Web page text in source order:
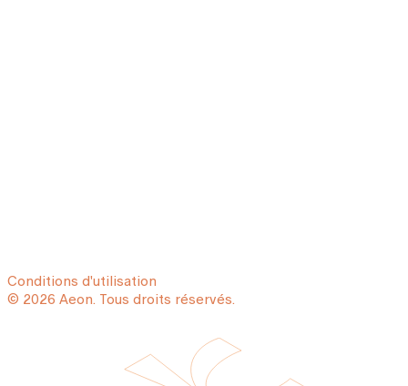
Conditions d'utilisation
© 2026 Aeon. Tous droits réservés.